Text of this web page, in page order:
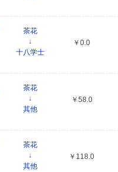
茶花
↓
十八学士
￥0.0
茶花
↓
其他
￥58.0
茶花
↓
其他
￥118.0